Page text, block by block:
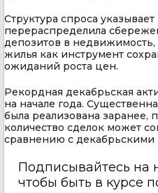
Структура спроса указывает
перераспределила
депозитов в недвижимость,
жилья как инструмент
ожиданий роста цен.
Рекордная декабрьская
на начале года.
была реализована заранее,
количество сделок может
сравнению с декабрьскими
Подписывайтесь на
чтобы быть в курсе